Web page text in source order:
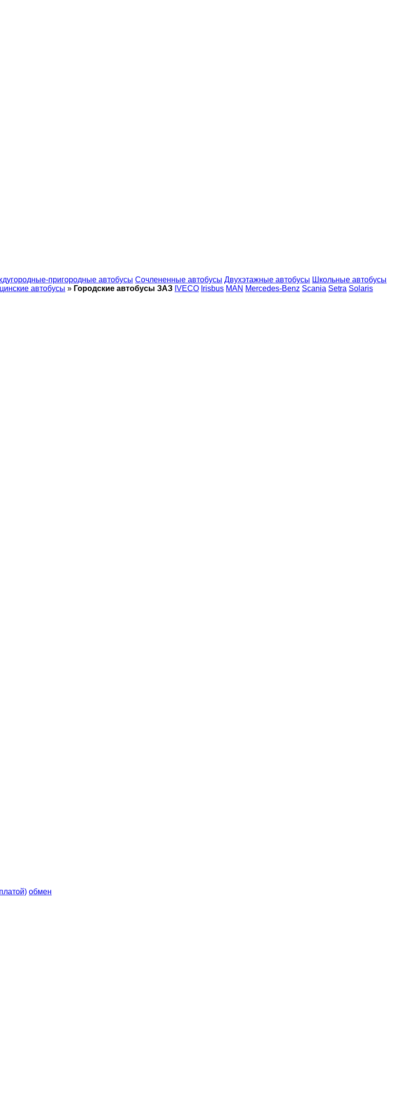
пригородные автобусы Сочлененные автобусы Двухэтажные автобусы Школьные автобусы
автобусы » Городские автобусы ЗАЗ IVECO Irisbus MAN Mercedes-Benz Scania Setra Solaris
обмен